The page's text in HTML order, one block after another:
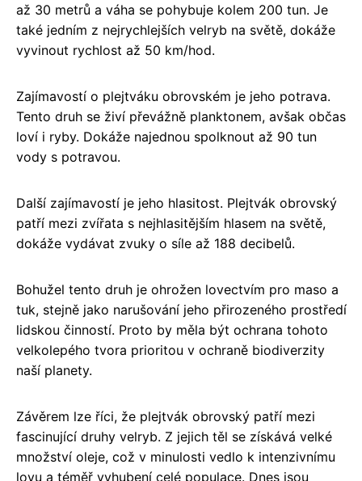
až 30 metrů a váha se pohybuje kolem 200 tun. Je
také jedním z nejrychlejších velryb na světě, dokáže
vyvinout rychlost až 50 km/hod.
Zajímavostí o plejtváku obrovském je jeho potrava.
Tento druh se živí převážně planktonem, avšak občas
loví i ryby. Dokáže najednou spolknout až 90 tun
vody s potravou.
Další zajímavostí je jeho hlasitost. Plejtvák obrovský
patří mezi zvířata s nejhlasitějším hlasem na světě,
dokáže vydávat zvuky o síle až 188 decibelů.
Bohužel tento druh je ohrožen lovectvím pro maso a
tuk, stejně jako narušování jeho přirozeného prostředí
lidskou činností. Proto by měla být ochrana tohoto
velkolepého tvora prioritou v ochraně biodiverzity
naší planety.
Závěrem lze říci, že plejtvák obrovský patří mezi
fascinující druhy velryb. Z jejich těl se získává velké
množství oleje, což v minulosti vedlo k intenzivnímu
lovu a téměř vyhubení celé populace. Dnes jsou